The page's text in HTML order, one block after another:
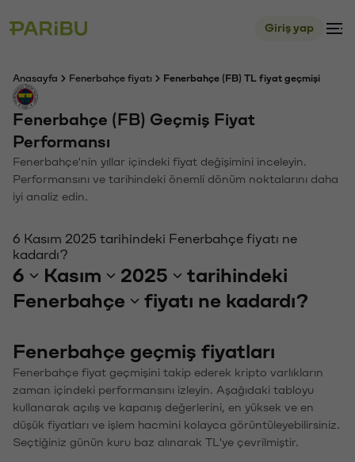
Giriş yap
Anasayfa Fenerbahçe fiyatı Fenerbahçe (FB) TL fiyat geçmişi
Fenerbahçe (FB) Geçmiş Fiyat
Performansı
Fenerbahçe'nin yıllar içindeki fiyat değişimini inceleyin.
Performansını ve tarihindeki önemli dönüm noktalarını daha
iyi analiz edin.
6 Kasım 2025 tarihindeki Fenerbahçe fiyatı ne
kadardı?
6 Kasım 2025
tarihindeki
Fenerbahçe
fiyatı ne kadardı?
Fenerbahçe geçmiş fiyatları
Fenerbahçe fiyat geçmişini takip ederek kripto varlıkların
zaman içindeki performansını izleyin. Aşağıdaki tabloyu
kullanarak açılış ve kapanış değerlerini, en yüksek ve en
düşük fiyatları ve işlem hacmini kolayca görüntüleyebilirsiniz.
Seçtiğiniz günün kuru baz alınarak TL'ye çevrilmiştir.